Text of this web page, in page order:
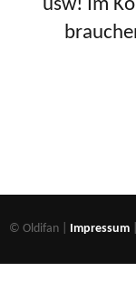
usw! Im
© Oldifan | Impressum